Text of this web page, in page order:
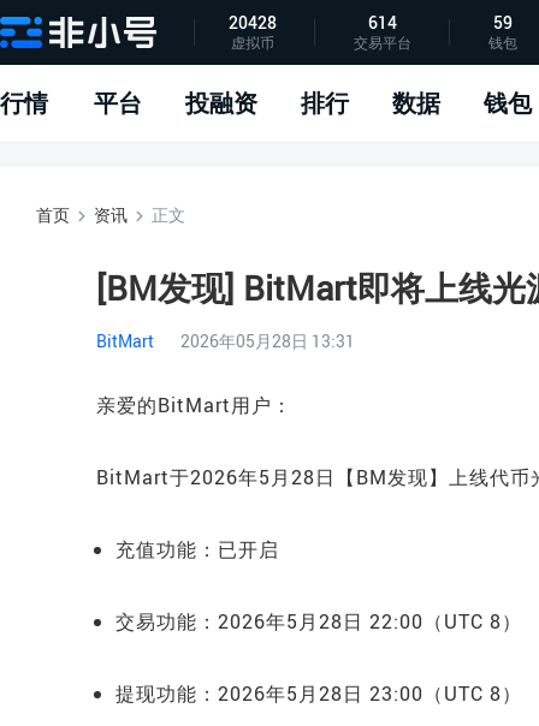
APP下载
指标说明
问题反馈
20428
虚拟币
614
交易平台
59
钱包
行情 平台 投融资 排行 数据 钱包
首页 资讯 正文
[BM发现] BitMart即将上线光
BitMart 2026年05月28日 13:31
亲爱的BitMart用户：
BitMart于2026年5月28日【BM发现】上线代币
充值功能：已开启
交易功能： 2026年5月28日 22:00（UTC 8）
提现功能： 2026年5月28日 23:00 （UTC 8）